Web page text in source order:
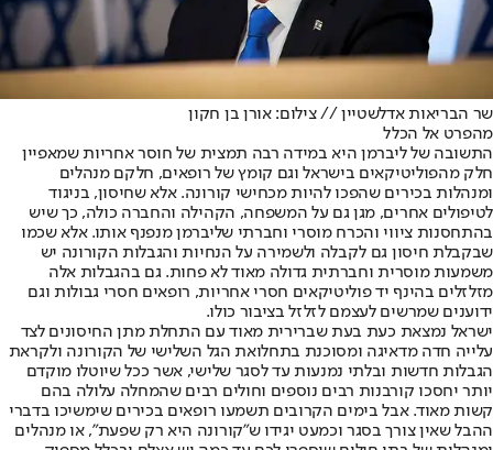
שר הבריאות אדלשטיין // צילום: אורן בן חקון
מהפרט אל הכלל
התשובה של ליברמן היא במידה רבה תמצית של חוסר אחריות שמאפיין
חלק מהפוליטיקאים בישראל וגם קומץ של רופאים, חלקם מנהלים
ומנהלות בכירים שהפכו להיות מכחישי קורונה. אלא שחיסון, בניגוד
לטיפולים אחרים, מגן גם על המשפחה, הקהילה והחברה כולה, כך שיש
בהתחסנות ציווי והכרח מוסרי וחברתי שליברמן מנפנף אותו. אלא שכמו
שבקבלת חיסון גם לקבלה ולשמירה על הנחיות והגבלות הקורונה יש
משמעות מוסרית וחברתית גדולה מאוד לא פחות. גם בהגבלות אלה
מזלזלים בהינף יד פוליטיקאים חסרי אחריות, רופאים חסרי גבולות וגם
ידוענים שמרשים לעצמם לזלזל בציבור כולו.
ישראל נמצאת כעת בעת שברירית מאוד עם התחלת מתן החיסונים לצד
עלייה חדה מדאיגה ומסוכנת בתחלואת הגל השלישי של הקורונה ולקראת
הגבלות חדשות ובלתי נמנעות עד לסגר שלישי, אשר ככל שיוטלו מוקדם
יותר יחסכו קורבנות רבים נוספים וחולים רבים שהמחלה עלולה בהם
קשות מאוד. אבל בימים הקרובים תשמעו רופאים בכירים שימשיכו בדברי
ההבל שאין צורך בסגר וכמעט יגידו ש"קורונה היא רק שפעת", או מנהלים